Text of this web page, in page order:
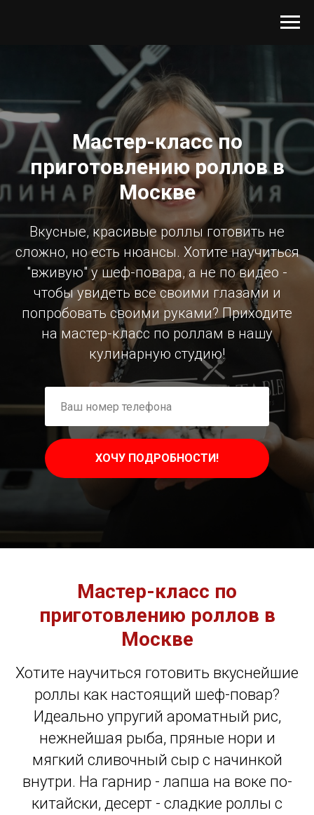
Мастер-класс по
приготовлению роллов в
Москве
Вкусные, красивые роллы готовить не
сложно, но есть нюансы. Хотите научиться
"вживую" у шеф-повара, а не по видео -
чтобы увидеть все своими глазами и
попробовать своими руками? Приходите
на мастер-класс по роллам в нашу
кулинарную студию!
ХОЧУ ПОДРОБНОСТИ!
Мастер-класс по
приготовлению роллов в
Москве
Хотите научиться готовить вкуснейшие
роллы как настоящий шеф-повар?
Идеально упругий ароматный рис,
нежнейшая рыба, пряные нори и
мягкий сливочный сыр с начинкой
внутри. На гарнир - лапша на воке по-
китайски, десерт - сладкие роллы с